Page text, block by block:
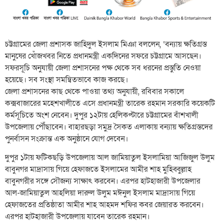
চট্টগ্রামের জেলা প্রশাসক জাহিদুল ইসলাম মিঞা বললেন, ‘বন্যায় ক্ষতিগ্রস্ত
মানুষের খোঁজখবর নিতে প্রধানমন্ত্রী একদিনের সফরে চট্টগ্রামে আসছেন।
সফরসূচি অনুযায়ী জেলা প্রশাসনের পক্ষ থেকে সব ধরনের প্রস্তুতি নেওয়া
হয়েছে। সব সংস্থা সমন্বিতভাবে কাজ করছে।
জেলা প্রশাসনের কাছ থেকে পাওয়া তথ্য অনুযায়ী, রবিবার সকালে
কক্সবাজারের মহেশখালীতে এসে প্রধানমন্ত্রী তারেক রহমান সরকারি কয়েকটি
কর্মসূচিতে অংশ নেবেন। দুপুর ১২টায় হেলিকপ্টারে চট্টগ্রামের বাঁশখালী
উপজেলায় পৌঁছাবেন। বাহারছড়া সমুদ্র সৈকত এলাকায় বন্যায় ক্ষতিগ্রস্তদের
পুনর্বাসন সংক্রান্ত এক অনুষ্ঠানে যোগ দেবেন।
দুপুর ১টায় ফটিকছড়ি উপজেলায় আল জামিয়াতুল ইসলামিয়া আজিজুল উলুম
বাবুনগর মাদ্রাসায় গিয়ে হেফাজতে ইসলামের আমীর শাহ মুহিব্বুল্লাহ
বাবুনগরীর সঙ্গে সৌজন্য সাক্ষাৎ করবেন। এরপর হাটহাজারী উপজেলার
আল-জামিয়াতুল আহলিয়া দারুল উলুম মঈনুল ইসলাম মাদ্রাসায় গিয়ে
হেফাজতের প্রতিষ্ঠাতা আমীর শাহ আহমদ শফির কবর জেয়ারত করবেন।
এরপর হাটহাজারী উপজেলায় যাবেন তারেক রহমান।